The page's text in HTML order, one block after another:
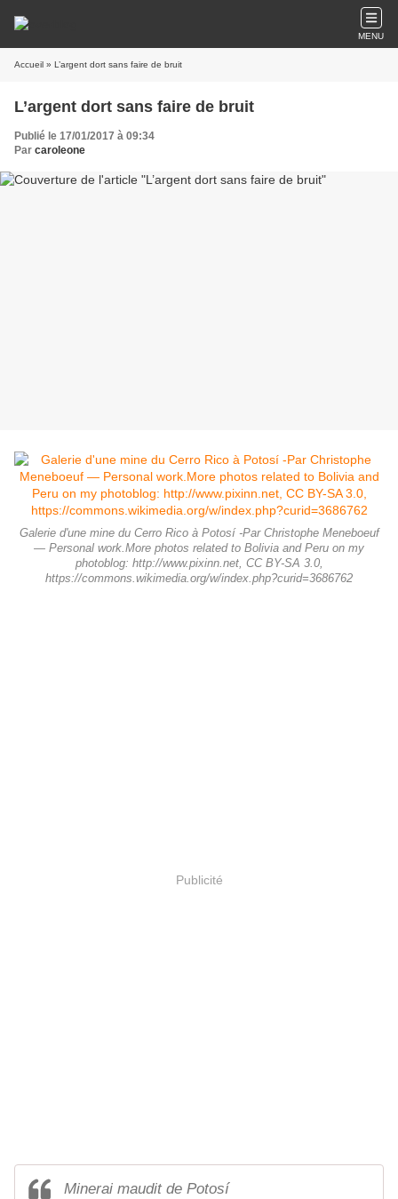
MENU
Accueil » L’argent dort sans faire de bruit
L’argent dort sans faire de bruit
Publié le 17/01/2017 à 09:34
Par caroleone
Galerie d'une mine du Cerro Rico à Potosí -Par Christophe Meneboeuf
— Personal work.More photos related to Bolivia and Peru on my
photoblog: http://www.pixinn.net, CC BY-SA 3.0,
https://commons.wikimedia.org/w/index.php?curid=3686762
Publicité
Minerai maudit de Potosí